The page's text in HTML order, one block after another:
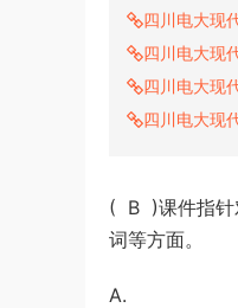
四川电大现
四川电大现
四川电大现
四川电大现
( B )课件指针
词等方面。
A.
下载了资源2009年
（A卷）真题及参考答案
下载了资源2017年
《行测》真题（福建卷）
下载了资源2013年
试《行测》卷答案及解析
下载了资源2020年